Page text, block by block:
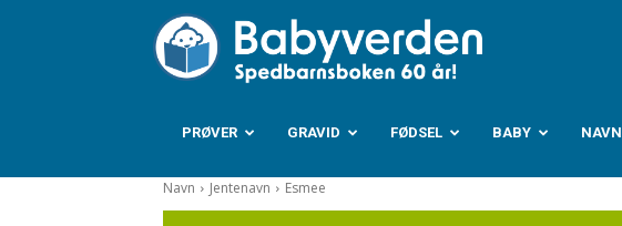
Babyverden.no
PRØVER GRAVID FØDSEL BABY NAVN
Navn Jentenavn Esmee